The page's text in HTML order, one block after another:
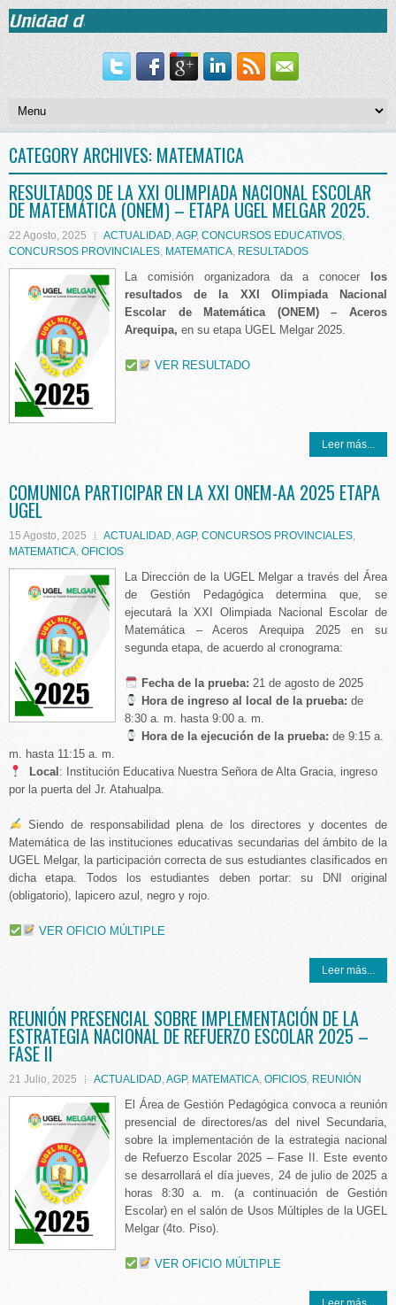
CATEGORY ARCHIVES: MATEMATICA
RESULTADOS DE LA XXI OLIMPIADA NACIONAL ESCOLAR
DE MATEMÁTICA (ONEM) – ETAPA UGEL MELGAR 2025.
22 Agosto, 2025 ACTUALIDAD,AGP, CONCURSOS EDUCATIVOS,
CONCURSOS PROVINCIALES, MATEMATICA, RESULTADOS
La comisión organizadora da a conocer
los
resultados de la XXI Olimpiada Nacional
Escolar de Matemática (ONEM) – Aceros
Arequipa, en su etapa UGEL Melgar 2025.
VER RESULTADO
Leer más...
COMUNICA PARTICIPAR EN LA XXI ONEM-AA 2025 ETAPA
UGEL
15 Agosto, 2025 ACTUALIDAD,AGP, CONCURSOS PROVINCIALES,
MATEMATICA, OFICIOS
La Dirección de la UGEL Melgar a través del Área
de Gestión Pedagógica determina que, se
ejecutará la XXI Olimpiada Nacional Escolar de
Matemática – Aceros Arequipa 2025 en su
segunda etapa, de acuerdo al cronograma:
️ Fecha de la prueba: 21 de agosto de 2025
Hora de ingreso al local de la prueba: de
8:30 a. m. hasta 9:00 a. m.
Hora de la ejecución de la prueba: de 9:15 a.
m. hasta 11:15 a. m.
Local : Institución Educativa Nuestra Señora de Alta Gracia, ingreso
por la puerta del Jr. Atahualpa.
Siendo de responsabilidad plena de los directores y docentes de
Matemática de las instituciones educativas secundarias del ámbito de la
UGEL Melgar, la participación correcta de sus estudiantes clasificados en
dicha etapa. Todos los estudiantes deben portar: su DNI original
(obligatorio), lapicero azul, negro y rojo.
VER OFICIO MÚLTIPLE
Leer más...
REUNIÓN PRESENCIAL SOBRE IMPLEMENTACIÓN DE LA
ESTRATEGIA NACIONAL DE REFUERZO ESCOLAR 2025 –
FASE II
21 Julio, 2025 ACTUALIDAD,AGP, MATEMATICA, OFICIOS, REUNIÓN
El Área de Gestión Pedagógica convoca a reunión
presencial de directores/as del nivel Secundaria,
sobre la implementación de la estrategia nacional
de Refuerzo Escolar 2025 – Fase II. Este evento
se desarrollará el día jueves, 24 de julio de 2025 a
horas 8:30 a. m. (a continuación de Gestión
Escolar) en el salón de Usos Múltiples de la UGEL
Melgar (4to. Piso).
VER OFICIO MÚLTIPLE